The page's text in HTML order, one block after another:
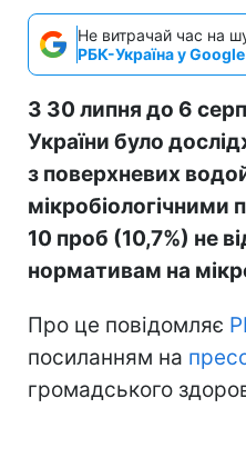
Не витрачай час на
РБК-Україна у Google
З 30 липня до 6
України було
з поверхневих
мікробіологічними
10 проб (10,7%) не
нормативам на
Про це повідомляє
посиланням на
громадського